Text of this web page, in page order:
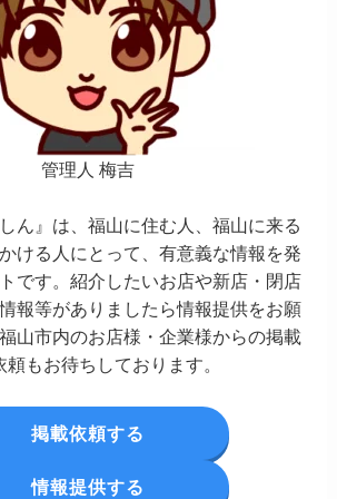
管理人 梅吉
ん』は、福山に住む人、福山に来る
ける人にとって、有意義な情報を発
です。紹介したいお店や新店・閉店
報等がありましたら情報提供をお願
山市内のお店様・企業様からの掲載
頼もお待ちしております。
掲載依頼する
情報提供する